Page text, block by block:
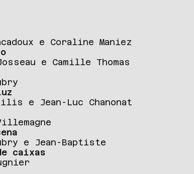
e Coraline Maniez
e Camille Thomas
e Jean-Luc Chanonat
e Jean-Baptiste
caixas